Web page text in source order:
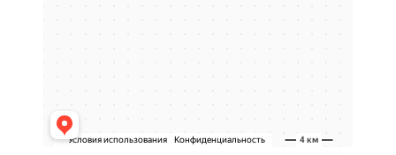
Гигиеничность спального места
качественные ткани и чехлы защищают